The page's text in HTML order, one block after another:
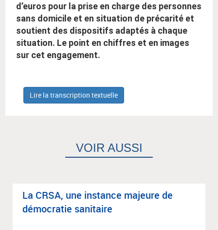
d’euros pour la prise en charge des personnes
sans domicile et en situation de précarité et
soutient des dispositifs adaptés à chaque
situation. Le point en chiffres et en images
sur cet engagement.
Lire la transcription textuelle
VOIR AUSSI
La CRSA, une ins­tance majeure de
démo­cra­tie sani­taire